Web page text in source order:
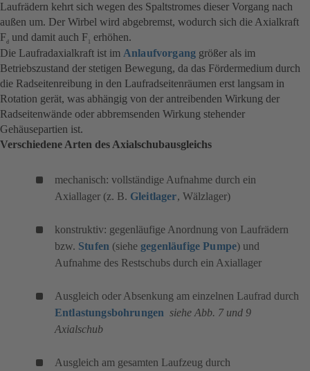
Laufrädern kehrt sich wegen des Spaltstromes dieser Vorgang nach
außen um. Der Wirbel wird abgebremst, wodurch sich die Axialkraft
Fd und damit auch F1
erhöhen.
Die Laufradaxialkraft ist im Anlaufvorgang größer als im
Betriebszustand der stetigen Bewegung, da das Fördermedium durch
die Radseitenreibung in den Laufradseitenräumen erst langsam in
Rotation gerät, was abhängig von der antreibenden Wirkung der
Radseitenwände oder abbremsenden Wirkung stehender
Gehäusepartien ist.
Verschiedene Arten des Axialschubausgleichs
mechanisch: vollständige Aufnahme durch ein
Axiallager (z. B. Gleitlager, Wälzlager)
konstruktiv: gegenläufige Anordnung von Laufrädern
bzw. Stufen (siehegegenläufige Pumpe) und
Aufnahme des Restschubs durch ein Axiallager
Ausgleich oder Absenkung am einzelnen Laufrad durch
Entlastungsbohrungen siehe Abb. 7 und 9
Axialschub
Ausgleich am gesamten Laufzeug durch